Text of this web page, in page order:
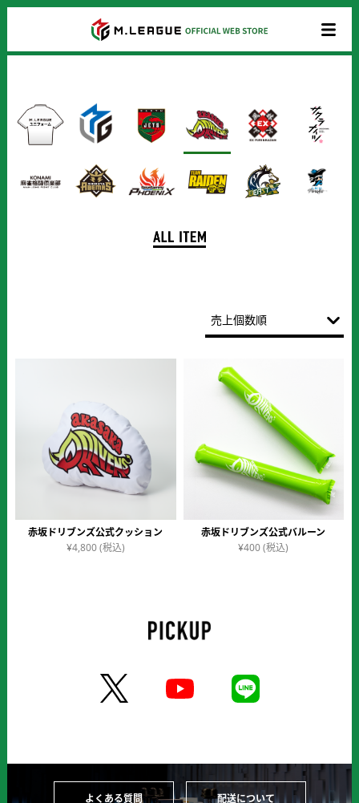
商
品
覧
売上個数順
価格順
赤坂ドリブンズ公式クッション
¥4,800(税込)
赤坂ドリブンズ公式バルーン
¥400(税込)
よくある質問 配送について